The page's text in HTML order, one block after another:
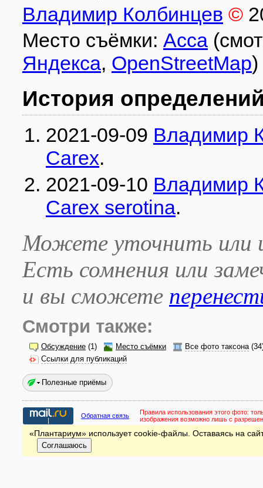
Владимир Колбинцев ©
Место съёмки: Асса
Яндекса, OpenStreetMap)
История
2021-09-09 Владимир
Carex.
2021-09-10 Владимир
Carex serotina.
Можете уточнить или
Есть сомнения или
и вы сможете
Смотри также:
Обсуждение (1) Место съёмки Все фото таксона
Ссылки для публикаций
Полезные приёмы
Обратная связь Правила использования этого фото:
изображения возможно лишь с
«Плантариум» использует cookie-файлы. Оставаясь на
Соглашаюсь